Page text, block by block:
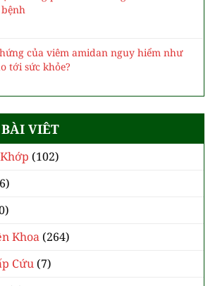
của viêm amidan nguy hiểm như
tới sức khỏe?
VIÊT
(102)
Khoa (264)
Cứu (7)